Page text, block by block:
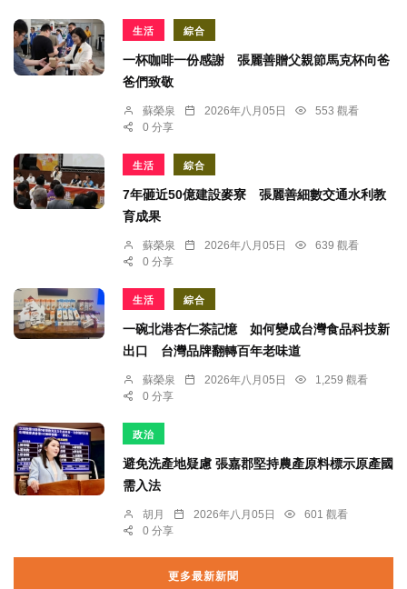
生活 綜合
一杯咖啡一份感謝 張麗善贈父親節馬克杯向爸
爸們致敬
蘇榮泉 2026年八月05日
553 觀看
0 分享
生活 綜合
7年砸近50億建設麥寮 張麗善細數交通水利教
育成果
蘇榮泉 2026年八月05日
639 觀看
0 分享
生活 綜合
一碗北港杏仁茶記憶 如何變成台灣食品科技新
出口 台灣品牌翻轉百年老味道
蘇榮泉 2026年八月05日
1,259 觀看
0 分享
政治
避免洗產地疑慮 張嘉郡堅持農產原料標示原產國
需入法
胡月 2026年八月05日
601 觀看
0 分享
更多最新新聞